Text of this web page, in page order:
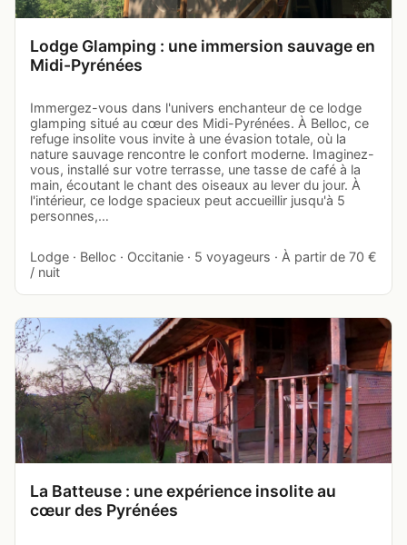
Lodge Glamping : une immersion sauvage en
Midi-Pyrénées
Immergez-vous dans l'univers enchanteur de ce lodge
glamping situé au cœur des Midi-Pyrénées. À Belloc, ce
refuge insolite vous invite à une évasion totale, où la
nature sauvage rencontre le confort moderne. Imaginez-
vous, installé sur votre terrasse, une tasse de café à la
main, écoutant le chant des oiseaux au lever du jour. À
l'intérieur, ce lodge spacieux peut accueillir jusqu'à 5
personnes,…
Lodge · Belloc · Occitanie · 5 voyageurs · À partir de 70 €
/ nuit
La Batteuse : une expérience insolite au
cœur des Pyrénées